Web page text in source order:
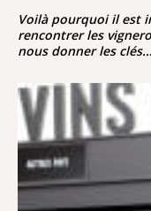
Voilà pourquoi il est
rencontrer les
nous donner les clés…